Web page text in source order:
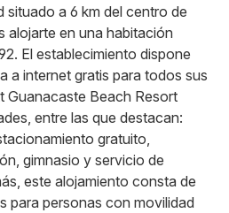
situado a 6 km del centro de
alojarte en una habitación
El establecimiento dispone
a internet gratis para todos sus
Guanacaste Beach Resort
entre las que destacan:
gratuito,
gimnasio y servicio de
este alojamiento consta de
para personas con movilidad